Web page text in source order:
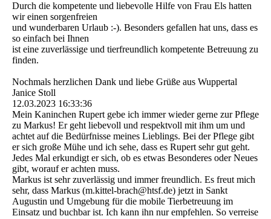
Durch die kompetente und liebevolle Hilfe von Frau Els hatten
wir einen sorgenfreien
und wunderbaren Urlaub :-). Besonders gefallen hat uns, dass es
so einfach bei Ihnen
ist eine zuverlässige und tierfreundlich kompetente Betreuung zu
finden.
Nochmals herzlichen Dank und liebe Grüße aus Wuppertal
Janice Stoll
12.03.2023 16:33:36
Mein Kaninchen Rupert gebe ich immer wieder gerne zur Pflege
zu Markus! Er geht liebevoll und respektvoll mit ihm um und
achtet auf die Bedürfnisse meines Lieblings. Bei der Pflege gibt
er sich große Mühe und ich sehe, dass es Rupert sehr gut geht.
Jedes Mal erkundigt er sich, ob es etwas Besonderes oder Neues
gibt, worauf er achten muss.
Markus ist sehr zuverlässig und immer freundlich. Es freut mich
sehr, dass Markus (­m.­kittel-­brach@­htsf.­de)­ jetzt in Sankt
Augustin und Umgebung für die mobile Tierbetreuung im
Einsatz und buchbar ist. Ich kann ihn nur empfehlen. So verreise